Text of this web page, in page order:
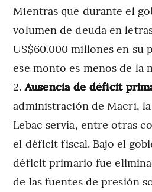
Mientras que durante el
volumen de deuda en
US$60.000 millones en su
ese monto es menos de la
Ausencia de déficit
administración de Macri,
Lebac servía, entre otras
el déficit fiscal. Bajo el
déficit primario fue
de las fuentes de presión